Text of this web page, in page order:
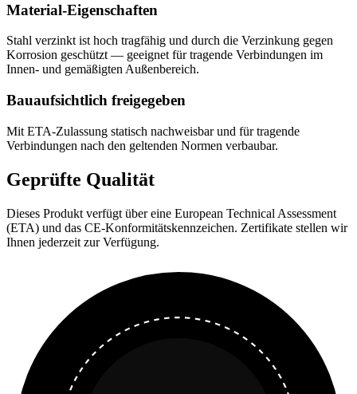
Material-Eigenschaften
Stahl verzinkt ist hoch tragfähig und durch die Verzinkung gegen
Korrosion geschützt — geeignet für tragende Verbindungen im
Innen- und gemäßigten Außenbereich.
Bauaufsichtlich freigegeben
Mit ETA-Zulassung statisch nachweisbar und für tragende
Verbindungen nach den geltenden Normen verbaubar.
Geprüfte Qualität
Dieses Produkt verfügt über eine European Technical Assessment
(ETA) und das CE-Konformitätskennzeichen. Zertifikate stellen wir
Ihnen jederzeit zur Verfügung.